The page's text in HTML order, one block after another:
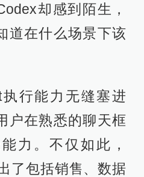
却感到陌生，
道在什么场景下该
行能力无缝塞进
户在熟悉的聊天框
力。不仅如此，
了包括销售、数据